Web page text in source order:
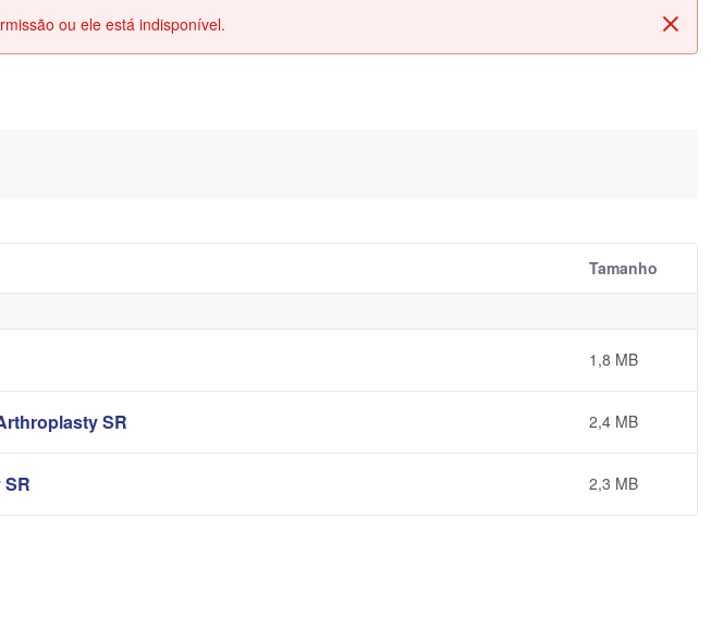
ou ele está indisponível.
Tamanho
1,8 MB
SR 2,4 MB
2,3 MB